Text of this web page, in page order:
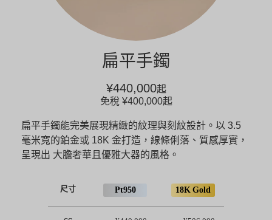
扁平手鐲
¥440,000起
免稅 ¥400,000起
扁平手鐲能完美展現精緻的紋理與刻紋設計。以 3.5
毫米寬的鉑金或 18K 金打造，線條俐落、質感厚實，
呈現出 大膽奢華且優雅大器的風格。
尺寸 Pt950 18K Gold